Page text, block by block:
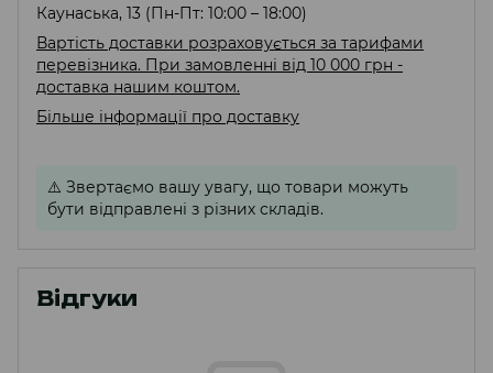
Каунаська, 13 (Пн-Пт: 10:00 – 18:00)
Вартість доставки розраховується за тарифами
перевізника. При замовленні від 10 000 грн -
доставка нашим коштом.
Більше інформації про доставку
⚠️ Звертаємо вашу увагу, що товари можуть
бути відправлені з різних складів.
Відгуки